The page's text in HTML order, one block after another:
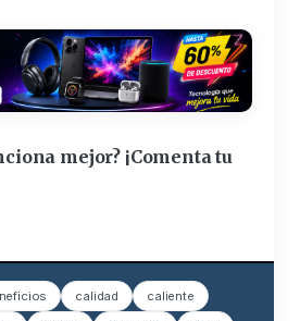
mejor? ¡Comenta tu
calidad caliente